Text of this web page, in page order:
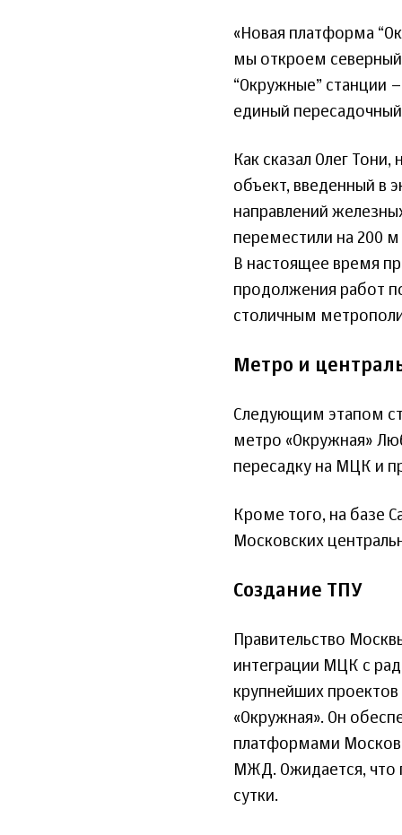
«Новая платформа
мы откроем северный
“Окружные” станции
единый
Как сказал Олег
объект, введенный в
направлений
переместили на 200
В настоящее время
продолжения работ
столичным
Метро и
Следующим этапом
метро «Окружная»
пересадку на МЦК и
Кроме того, на базе
Московских
Создание ТПУ
Правительство
интеграции МЦК с
крупнейших
«Окружная». Он
платформами
МЖД. Ожидается, что
сутки.